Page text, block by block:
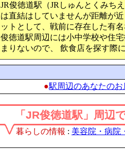
JR俊徳道駅（JRしゅんとくみち
は直結はしていませんが距離が
ットとして、戦前に存在した有
俊徳道駅周辺には小中学校や住
まりないので、 飲食店を探す際
●駅周辺のあなたの
「JR俊徳道駅」周辺
暮らしの情報 : 美容院・病院